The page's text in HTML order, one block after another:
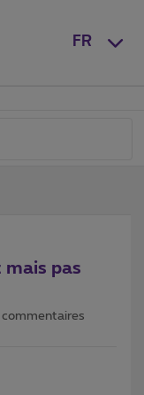
FR
mais pas
commentaires